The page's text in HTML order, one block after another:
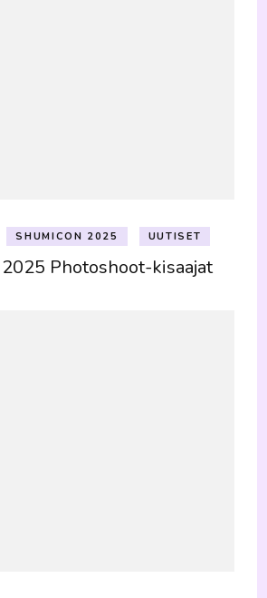
SHUMICON 2025 UUTISET
Photoshoot-kisaajat